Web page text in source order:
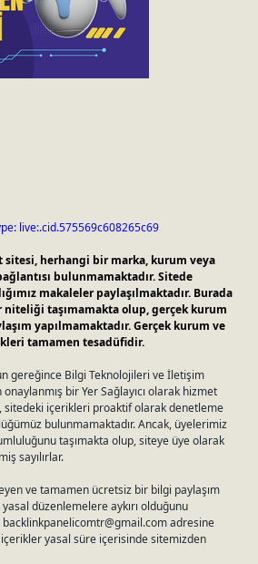
live:.cid.575569c608265c69
sitesi, herhangi bir marka, kurum veya
bulunmamaktadır. Sitede
makaleler paylaşılmaktadır. Burada
taşımamakta olup, gerçek kurum
yapılmamaktadır. Gerçek kurum ve
tamamen tesadüfidir.
gereğince Bilgi Teknolojileri ve İletişim
bir Yer Sağlayıcı olarak hizmet
sitedeki içerikleri proaktif olarak denetleme
bulunmamaktadır. Ancak, üyelerimiz
taşımakta olup, siteye üye olarak
sayılırlar.
ve tamamen ücretsiz bir bilgi paylaşım
düzenlemelere aykırı olduğunu
backlinkpanelicomtr@gmail.comadresine
yasal süre içerisinde sitemizden